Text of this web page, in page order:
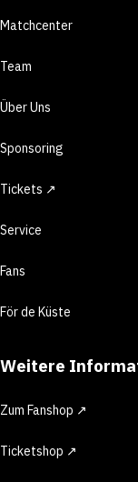
Matchcenter
Team
Über Uns
Sponsoring
Tickets ↗
Service
Fans
För de Küste
Weitere
Zum Fanshop ↗
Ticketshop ↗